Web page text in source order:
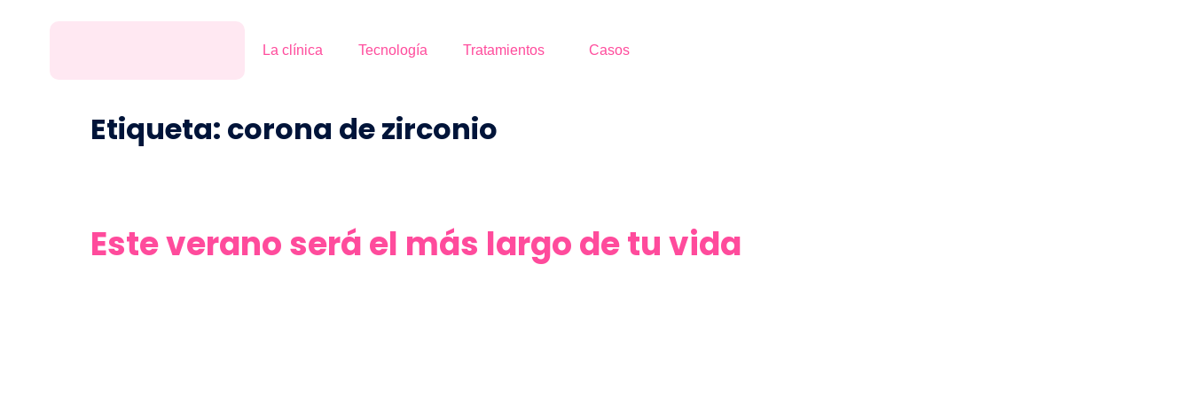
La clínica Tecnología Tratamientos Casos
Etiqueta: corona de zirconio
Este verano será el más largo de tu vida